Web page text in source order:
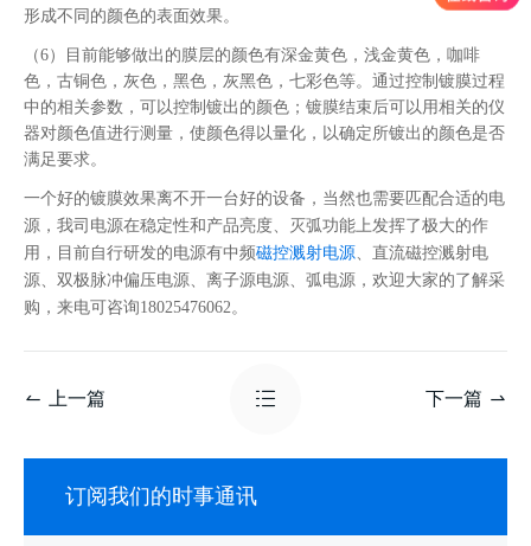
形成不同的颜色的表面效果。
（6）目前能够做出的膜层的颜色有深金黄色，浅金黄色，咖啡
色，古铜色，灰色，黑色，灰黑色，七彩色等。通过控制镀膜过程
中的相关参数，可以控制镀出的颜色；镀膜结束后可以用相关的仪
器对颜色值进行测量，使颜色得以量化，以确定所镀出的颜色是否
满足要求。
一个好的镀膜效果离不开一台好的设备，当然也需要匹配合适的电
源，我司电源在稳定性和产品亮度、灭弧功能上发挥了极大的作
用，目前自行研发的电源有中频磁控溅射电源、 直流磁控溅射电
源、 双极脉冲偏压电源、 离子源电源、 弧电源 ，欢迎大家的了解采
购，来电可咨询18025476062。
上一篇 下一篇
订阅我们的时事通讯